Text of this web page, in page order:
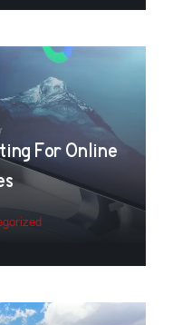
For Online